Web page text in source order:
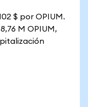
$ por OPIUM.
M OPIUM,